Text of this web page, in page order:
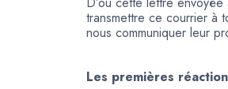
transmettre ce courrier à
nous communiquer leur
Les premières